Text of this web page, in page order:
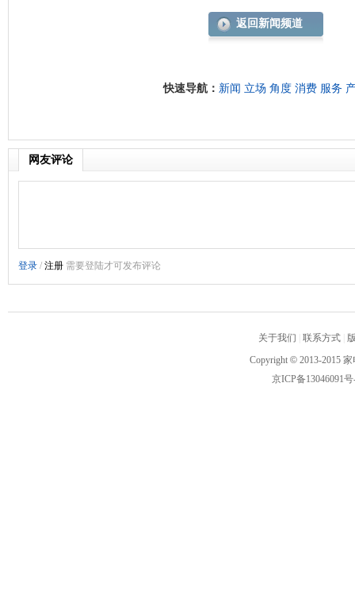
返回新闻频道
快速导航： 新闻 立场 角度 消费 服务
网友评论
关于我们 联系方式
Copyright © 2013-2015
京ICP备13046091号